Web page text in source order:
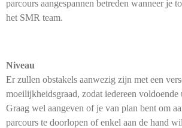
parcours aangespannen betreden wanneer je
het SMR team.
Niveau
Er zullen obstakels aanwezig zijn met een
moeilijkheidsgraad, zodat iedereen voldoende
Graag wel aangeven of je van plan bent om
parcours te doorlopen of enkel aan de hand